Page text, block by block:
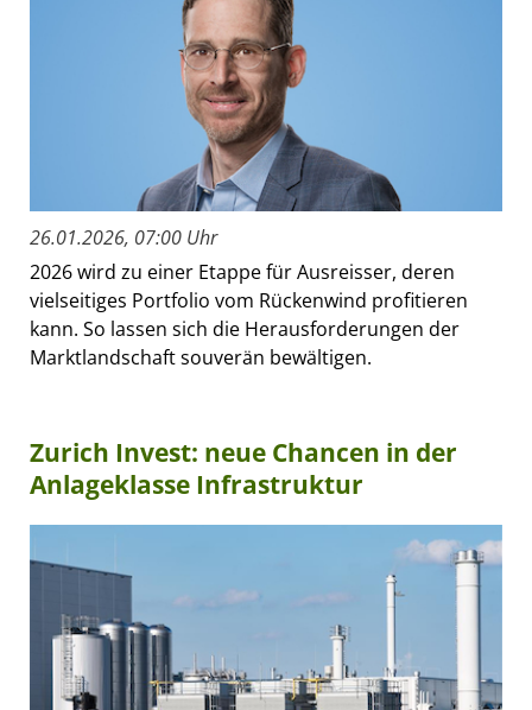
26.01.2026, 07:00 Uhr
2026 wird zu einer Etappe für Ausreisser, deren
vielseitiges Portfolio vom Rückenwind profitieren
kann. So lassen sich die Herausforderungen der
Marktlandschaft souverän bewältigen.
Zurich Invest: neue Chancen in der
Anlageklasse Infrastruktur